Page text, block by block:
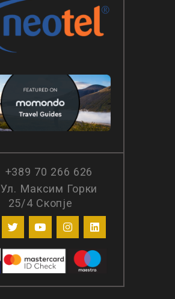
+389 70 266 626
Ул. Максим Горки
25/4 Скопје